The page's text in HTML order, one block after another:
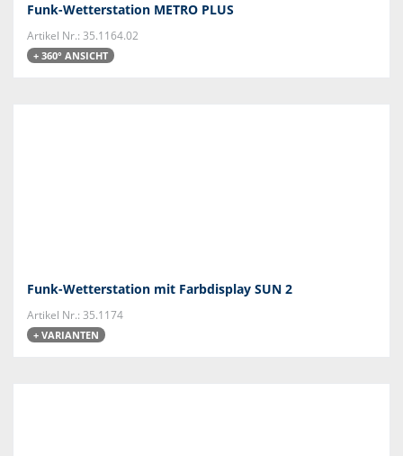
Funk-Wetterstation METRO PLUS
Artikel Nr.: 35.1164.02
+ 360° ANSICHT
Funk-Wetterstation mit Farbdisplay SUN 2
Artikel Nr.: 35.1174
+ VARIANTEN